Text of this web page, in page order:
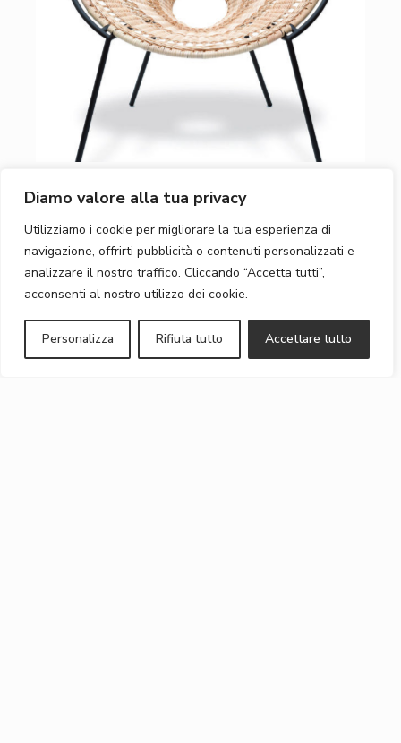
Diamo valore alla tua privacy
Utilizziamo i cookie per migliorare la tua esperienza di
navigazione, offrirti pubblicità o contenuti personalizzati e
analizzare il nostro traffico. Cliccando “Accetta tutti”,
acconsenti al nostro utilizzo dei cookie.
Personalizza Rifiuta tutto Accettare tutto